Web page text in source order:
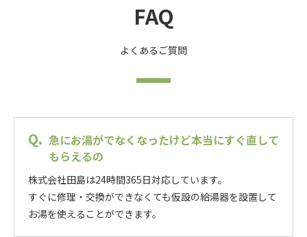
FAQ
よくあるご質問
急にお湯がでなくなったけど本当にすぐ直して
もらえるの
株式会社田島は24時間365日対応しています。
すぐに修理・交換ができなくても仮設の給湯器を設置して
お湯を使えることができます。